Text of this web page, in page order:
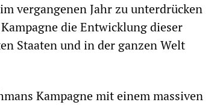
vergangenen Jahr zu unterdrücken
die Entwicklung dieser
Staaten und in der ganzen Welt
Kampagne mit einem massiven